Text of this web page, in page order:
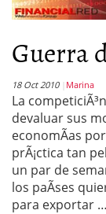
Guerra
18 Oct 2010 Marina
La
devaluar sus
economÃ­as
prÃ¡ctica tan
un par de
los paÃ­ses
para exportar …